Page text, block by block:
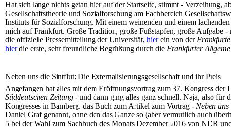
Hat sich lange nichts getan hier auf der Startseite, stimmt - Verzeihung,
Gesellschaftstheorie und Sozialforschung am Fachbereich
Instituts für Sozialforschung. Mit einem weinenden und einem
mich auf Frankfurt. Große Tradition, große Fußstapfen, große Aufgabe
die offizielle Pressemitteilung der Universität, hierein von der
hierdie erste, sehr freundliche Begrüßung durch die Frankfurter
Neben uns die Sintflut: Die Externalisierungsgesellschaft und ihr Preis
Angefangen hat alles mit dem Eröffnungsvortrag zum 37. Kongress
Süddeutschen Zeitung - und dann ging alles ganz schnell. Naja, also für
Kongresses in Bamberg, das Buch zum Artikel zum Vortrag - Neben
Daniel Graf genannt, ohne den das Ganze so (aber vermutlich auch
5 bei der Wahl zum Sachbuch des Monats Dezember 2016 von NDR